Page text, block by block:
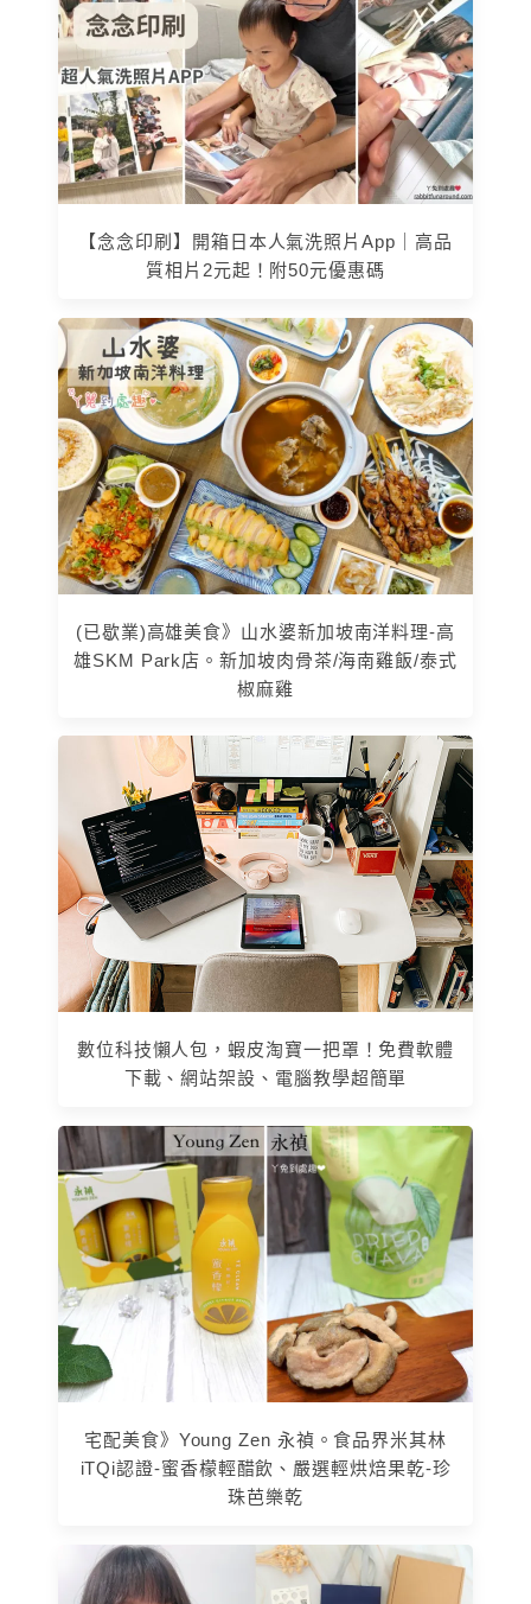
【念念印刷】開箱日本人氣洗照片App｜高品
質相片2元起！附50元優惠碼
(已歇業)高雄美食》山水婆新加坡南洋料理-高
雄SKM Park店。新加坡肉骨茶/海南雞飯/泰式
椒麻雞
數位科技懶人包，蝦皮淘寶一把罩！免費軟體
下載、網站架設、電腦教學超簡單
宅配美食》Young Zen 永禎。食品界米其林
iTQi認證-蜜香檬輕醋飲、嚴選輕烘焙果乾-珍
珠芭樂乾